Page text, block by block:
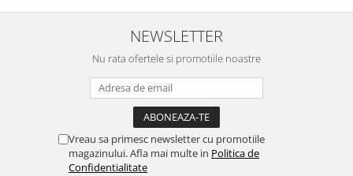
NEWSLETTER
Nu rata ofertele si promotiile noastre
Vreau sa primesc newsletter cu promotiile
magazinului. Afla mai multe in Politica de
Confidentialitate